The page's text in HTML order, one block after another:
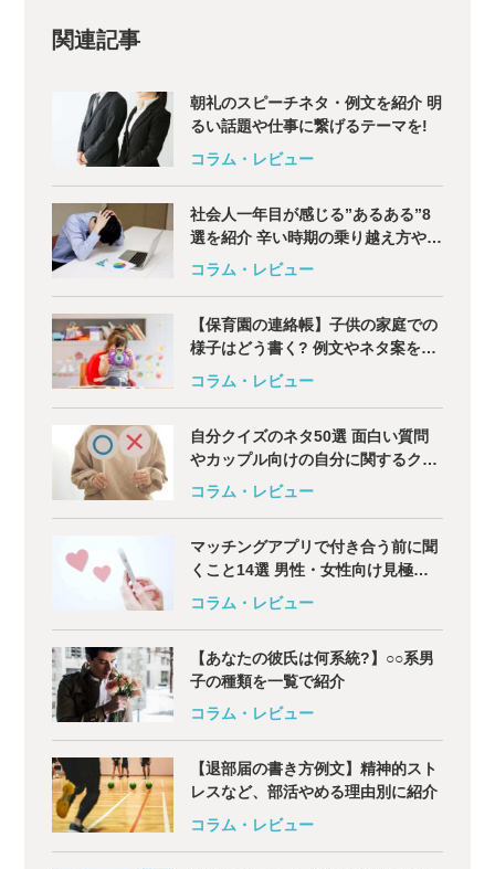
関連記事
朝礼のスピーチネタ・例文を紹介 明
るい話題や仕事に繋げるテーマを!
コラム・レビュー
社会人一年目が感じる”あるある”8
選を紹介 辛い時期の乗り越え方や悩
みについて解説
コラム・レビュー
【保育園の連絡帳】子供の家庭での
様子はどう書く? 例文やネタ案を解
コラム・レビュー
自分クイズのネタ50選 面白い質問
やカップル向けの自分に関するクイ
ズも
コラム・レビュー
マッチングアプリで付き合う前に聞
くこと14選 男性・女性向け見極め
用の質問も
コラム・レビュー
【あなたの彼氏は何系統?】○○系男
子の種類を一覧で紹介
コラム・レビュー
【退部届の書き方例文】精神的スト
レスなど、部活やめる理由別に紹介
コラム・レビュー